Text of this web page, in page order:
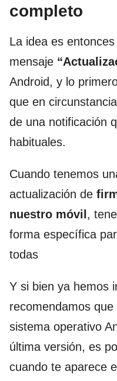
completo
La idea es
mensaje
Android, y lo
que en
de una notificación
habituales.
Cuando tenemos
actualización de
nuestro móvil ,
forma específica
todas
Y si bien ya hemos
recomendamos
sistema operativo
última versión, es
cuando te aparece